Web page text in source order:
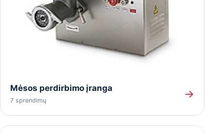
Mėsos perdirbimo įranga
7 sprendimų
→